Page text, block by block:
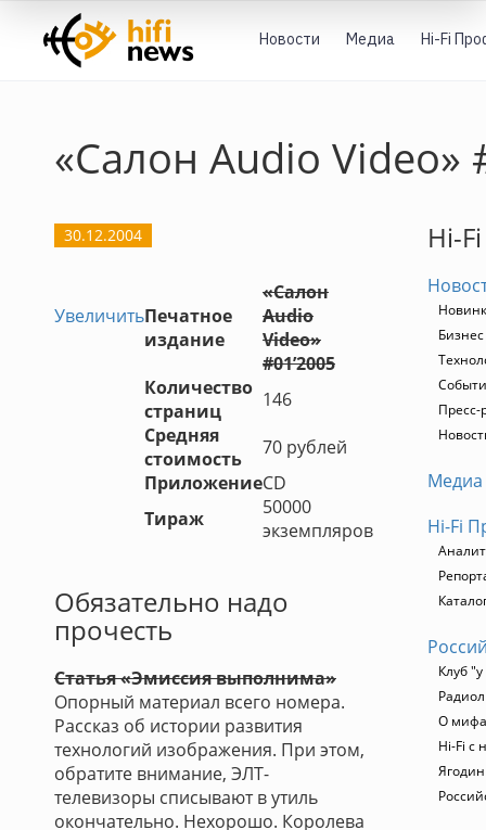
Новости Медиа Hi-Fi
«Салон Audio Video»
30.12.2004
УвеличитьПечатное
издание
«Салон
Audio
Video»
#01’2005
Количество
страниц
146
Средняя
стоимость
70 рублей
ПриложениеCD
Тираж
50000
экземпляров
Обязательно надо
прочесть
Статья «Эмиссия выполнима»
Опорный материал всего номера.
Рассказ об истории развития
технологий изображения. При этом,
обратите внимание, ЭЛТ-
телевизоры списывают в утиль
окончательно. Нехорошо. Королева
Hi-
Бизнес
Пресс-
Медиа
Hi-Fi
Клуб
О
Hi-Fi с